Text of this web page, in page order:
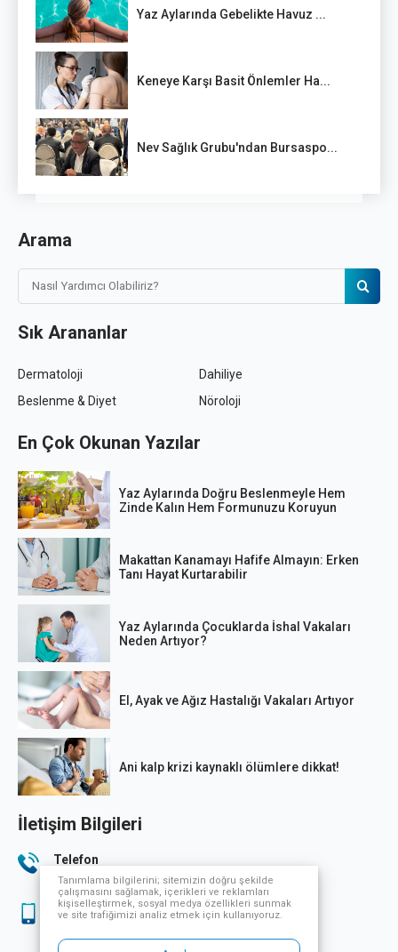
Yaz Aylarında Gebelikte Havuz ...
Keneye Karşı Basit Önlemler Ha...
Nev Sağlık Grubu'ndan Bursaspo...
Arama
Sık Arananlar
Dermatoloji
Dahiliye
Beslenme & Diyet
Nöroloji
En Çok Okunan Yazılar
Yaz Aylarında Doğru Beslenmeyle Hem
Zinde Kalın Hem Formunuzu Koruyun
Makattan Kanamayı Hafife Almayın: Erken
Tanı Hayat Kurtarabilir
Yaz Aylarında Çocuklarda İshal Vakaları
Neden Artıyor?
El, Ayak ve Ağız Hastalığı Vakaları Artıyor
Ani kalp krizi kaynaklı ölümlere dikkat!
İletişim Bilgileri
Telefon
444 33 32
Sağlık Turizmi
Tanımlama bilgilerini; sitemizin doğru şekilde
çalışmasını sağlamak, içerikleri ve reklamları
kişiselleştirmek, sosyal medya özellikleri sunmak
ve site trafiğimizi analiz etmek için kullanıyoruz.